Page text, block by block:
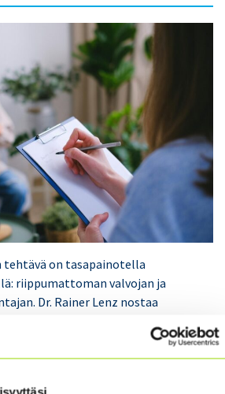
tehtävä on tasapainotella
riippumattoman valvojan ja
Dr. Rainer Lenz nostaa
sekä varmistavan hallinnon,
toimivuuden